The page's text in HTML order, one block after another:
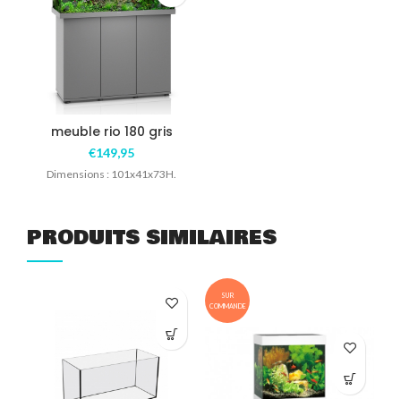
meuble rio 180 gris
€149,95
Dimensions : 101x41x73H.
PRODUITS SIMILAIRES
SUR
COMMANDE